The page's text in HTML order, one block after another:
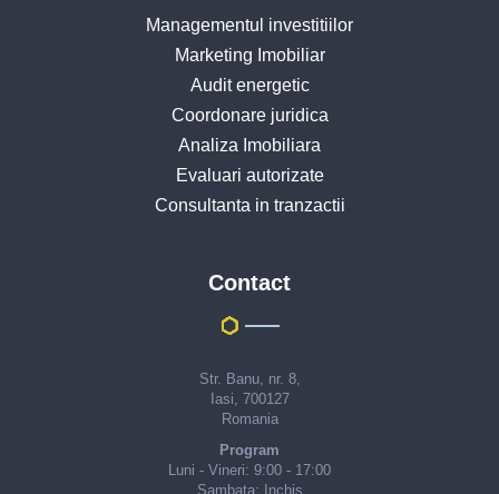
Managementul investitiilor
Marketing Imobiliar
Audit energetic
Coordonare juridica
Analiza Imobiliara
Evaluari autorizate
Consultanta in tranzactii
Contact
Str. Banu, nr. 8,
Iasi, 700127
Romania
Program
Luni - Vineri: 9:00 - 17:00
Sambata: Inchis